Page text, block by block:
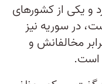
و یکی از کشورهای
۲۰۱۵ ایران است، در سوریه نیز
مخالفانش و
است.